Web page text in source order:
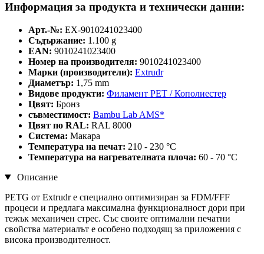
Информация за продукта и технически данни:
Арт.-№: EX-9010241023400
Съдържание: 1.100 g
EAN: 9010241023400
Номер на производителя: 9010241023400
Марки (производители): Extrudr
Диаметър: 1,75 mm
Видове продукти: Филамент PET / Кополиестер
Цвят: Бронз
съвместимост: Bambu Lab AMS*
Цвят по RAL: RAL 8000
Система: Макара
Температура на печат: 210 - 230 °C
Температура на нагревателната плоча: 60 - 70 °C
Описание
PETG от Extrudr е специално оптимизиран за FDM/FFF
процеси и предлага максимална функционалност дори при
тежък механичен стрес. Със своите оптимални печатни
свойства материалът е особено подходящ за приложения с
висока производителност.